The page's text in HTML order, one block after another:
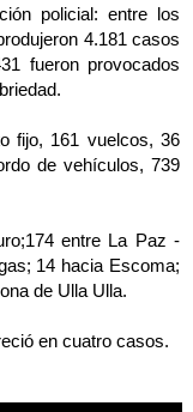
policial: entre los
4.181 casos
fueron provocados
fijo, 161 vuelcos, 36
de vehículos, 739
entre La Paz -
14 hacia Escoma;
de Ulla Ulla.
en cuatro casos.